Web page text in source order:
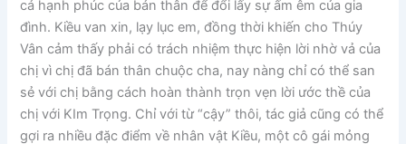
cả hạnh phúc của bản thân để đổi lấy sự ấm êm của gia
đình. Kiều van xin, lạy lục em, đồng thời khiến cho Thúy
Vân cảm thấy phải có trách nhiệm thực hiện lời nhờ vả của
chị vì chị đã bán thân chuộc cha, nay nàng chỉ có thể san
sẻ với chị bằng cách hoàn thành trọn vẹn lời ước thề của
chị với KIm Trọng. Chỉ với từ “cậy” thôi, tác giả cũng có thể
gợi ra nhiều đặc điểm về nhân vật Kiều, một cô gái mỏng